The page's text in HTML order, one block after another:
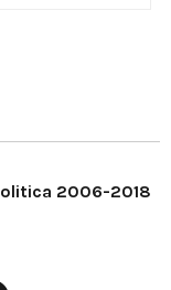
2006-2018